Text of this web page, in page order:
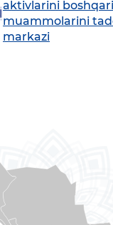
aktivlarini
muammolarini
markazi